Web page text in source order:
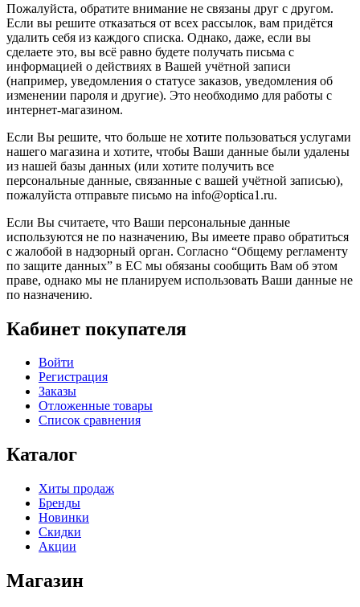
Пожалуйста, обратите внимание не связаны друг с другом.
Если вы решите отказаться от всех рассылок, вам придётся
удалить себя из каждого списка. Однако, даже, если вы
сделаете это, вы всё равно будете получать письма с
информацией о действиях в Вашей учётной записи
(например, уведомления о статусе заказов, уведомления об
изменении пароля и другие). Это необходимо для работы с
интернет-магазином.
Если Вы решите, что больше не хотите пользоваться услугами
нашего магазина и хотите, чтобы Ваши данные были удалены
из нашей базы данных (или хотите получить все
персональные данные, связанные с вашей учётной записью),
пожалуйста отправьте письмо на info@optica1.ru.
Если Вы считаете, что Ваши персональные данные
используются не по назначению, Вы имеете право обратиться
с жалобой в надзорный орган. Согласно “Общему регламенту
по защите данных” в ЕС мы обязаны сообщить Вам об этом
праве, однако мы не планируем использовать Ваши данные не
по назначению.
Кабинет покупателя
Войти
Регистрация
Заказы
Отложенные товары
Список сравнения
Каталог
Хиты продаж
Бренды
Новинки
Скидки
Акции
Магазин